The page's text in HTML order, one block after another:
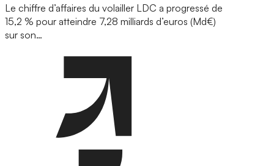
Le chiffre d’affaires du volailler LDC a progressé de
15,2 % pour atteindre 7,28 milliards d’euros (Md€)
sur son…